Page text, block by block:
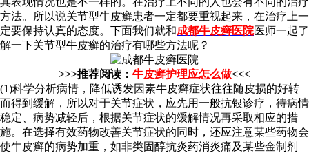
方法。所以说关节型牛皮癣患者一定都要重视起来，在治疗上一
定要保持认真的态度。下面我们就和成都牛皮癣医院医师一起了
解一下关节型牛皮癣的治疗有哪些方法呢？
>>>推荐阅读： 牛皮癣护理应怎么做<<<
(1)科学分析病情，降低诱发因素牛皮癣症状往往随皮损的好转
而得到缓解，所以对于关节症状，应先用一般抗银诊疗，待病情
稳定、病势减轻后，根据关节症状的缓解情况再采取相应的措
施。在选择有效药物改善关节症状的同时，还应注意某些药物会
使牛皮癣的病势加重，如非类固醇抗炎药消炎痛及某些金制剂